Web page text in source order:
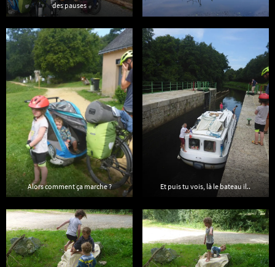
des pauses
Alors comment ça marche ? Et puis tu vois, là le bateau il..